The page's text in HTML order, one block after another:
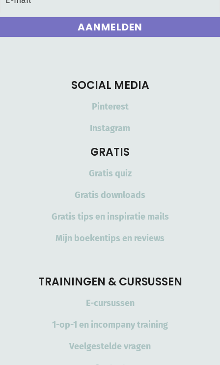
AANMELDEN
SOCIAL MEDIA
Pinterest
Instagram
GRATIS
Gratis quiz
Gratis downloads
Gratis tips en inspiratie mails
Mijn boekentips en reviews
TRAININGEN & CURSUSSEN
E-cursussen
1-op-1 en incompany training
Veelgestelde vragen